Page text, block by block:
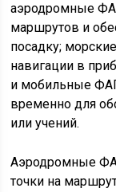
аэродромные
маршрутов и
посадку;
навигации в
и мобильные
временно для
или учений.
Аэродромные
точки на